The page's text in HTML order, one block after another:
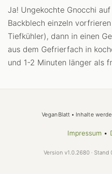
Ja! Ungekochte Gnocchi
Backblech einzeln
Tiefkühler), dann in einen
aus dem Gefrierfach in
und 1-2 Minuten länger als
VeganBlatt • Inhalte
Impressum •
Version v1.0.2680 ·